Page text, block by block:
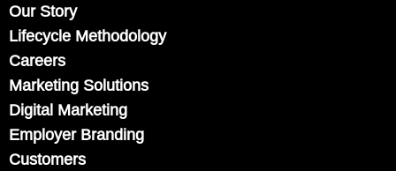
Our Story
Lifecycle Methodology
Careers
Marketing Solutions
Digital Marketing
Employer Branding
Customers